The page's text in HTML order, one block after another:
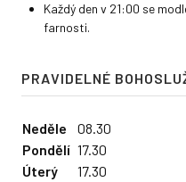
Každý den v 21:00 se
farnosti.
PRAVIDELNÉ
Neděle
08.30
Pondělí 17.30
Úterý
17.30